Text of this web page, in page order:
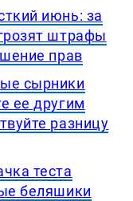
июнь: за
штрафы
прав
сырники
ее другим
разницу
теста
беляшики